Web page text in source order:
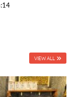
VIEW ALL